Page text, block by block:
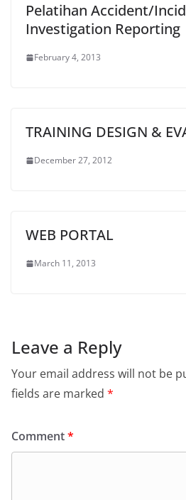
Pelatihan Accident/
Investigation Reporting
February 4, 2013
TRAINING DESIGN &
December 27, 2012
WEB PORTAL
March 11, 2013
Leave a Reply
Your email address will not be
fields are marked *
Comment*